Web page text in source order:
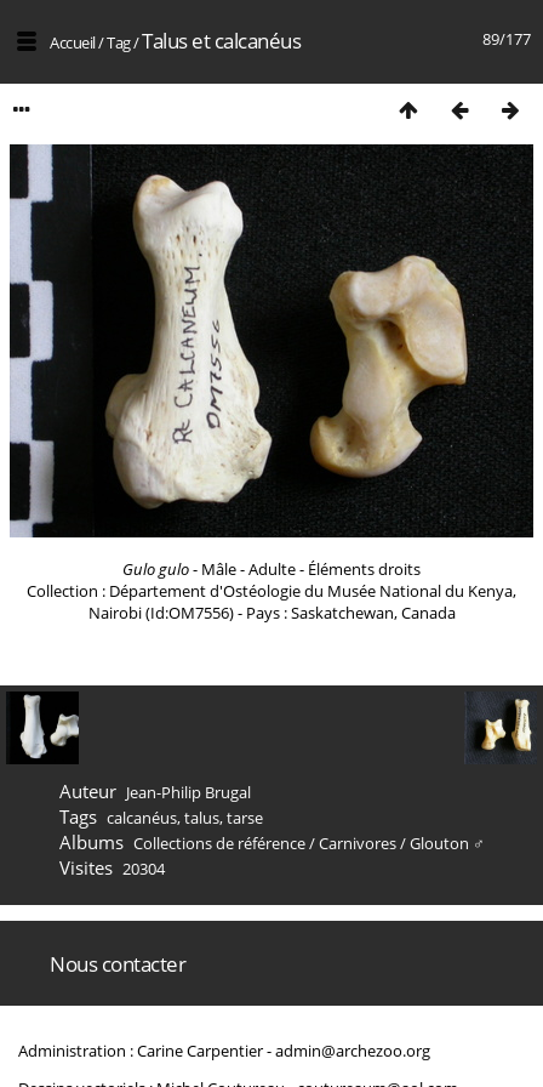
89/177
Accueil/Tag/Talus et calcanéus
Gulo gulo- Mâle - Adulte - Éléments droits
Collection : Département d'Ostéologie du Musée National du Kenya,
Nairobi (Id:OM7556) - Pays : Saskatchewan, Canada
Auteur Jean-Philip Brugal
Tags calcanéus,talus,tarse
Albums Collections de référence/Carnivores/Glouton ♂
Visites 20304
Nous contacter
Administration : Carine Carpentier -admin@archezoo.org